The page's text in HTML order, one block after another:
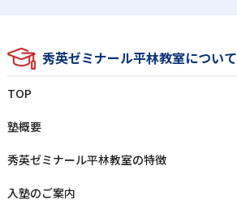
秀英ゼミナール平林教室について
TOP
塾概要
秀英ゼミナール平林教室の特徴
⼊塾のご案内